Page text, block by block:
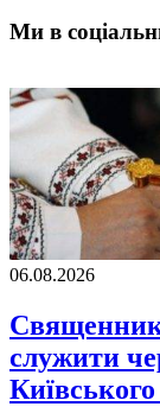
Ми в
06.08.2026
служити